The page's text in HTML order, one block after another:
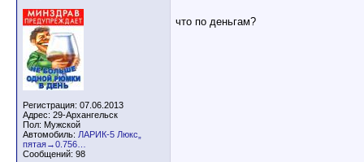
Регистрация: 07.06.2013
Адрес: 29-Архангельск
Пол: Мужской
Автомобиль: ЛАРИК-5 Люкс„
пятая→0.756…
Сообщений: 98
что по деньгам?